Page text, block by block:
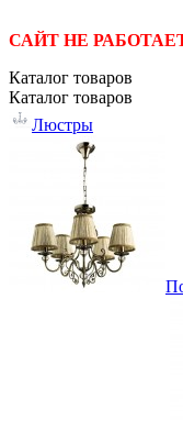
САЙТ НЕ
Каталог товаров
Каталог товаров
Люстры